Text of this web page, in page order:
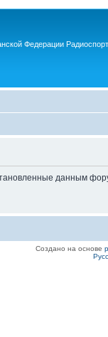
Федерации
данным
Создано на основе